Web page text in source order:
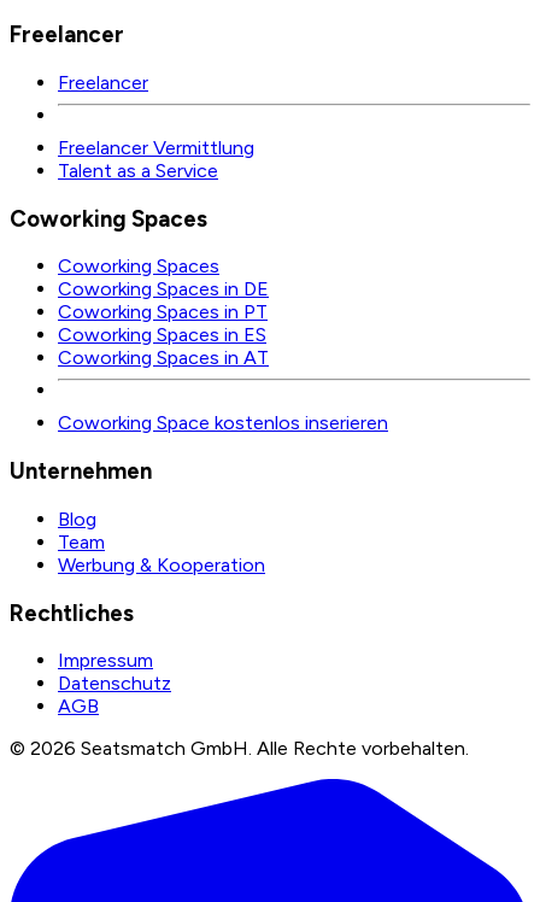
Freelancer
Freelancer
Freelancer Vermittlung
Talent as a Service
Coworking Spaces
Coworking Spaces
Coworking Spaces in DE
Coworking Spaces in PT
Coworking Spaces in ES
Coworking Spaces in AT
Coworking Space kostenlos inserieren
Unternehmen
Blog
Team
Werbung & Kooperation
Rechtliches
Impressum
Datenschutz
AGB
© 2026 Seatsmatch GmbH. Alle Rechte vorbehalten.